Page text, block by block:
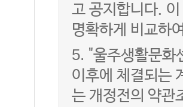
고 공지합니다.
명확하게 비교하
5. "울주생활문화
이후에 체결되는
는 개정전의 약관